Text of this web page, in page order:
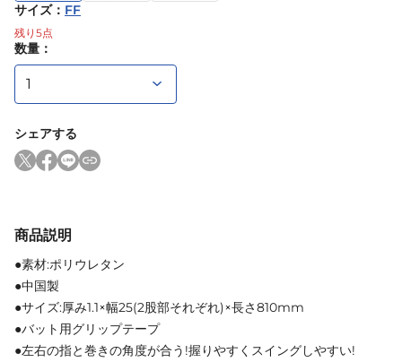
サイズ： FF
残り 5点
数量：
シェアする
商品説明
●素材:ポリウレタン
●中国製
●サイズ:厚み1.1×幅25(2股部それぞれ)×長さ810mm
●バット用グリップテープ
●左右の指と巻きの角度が合う!握りやすくスイングしやすい!